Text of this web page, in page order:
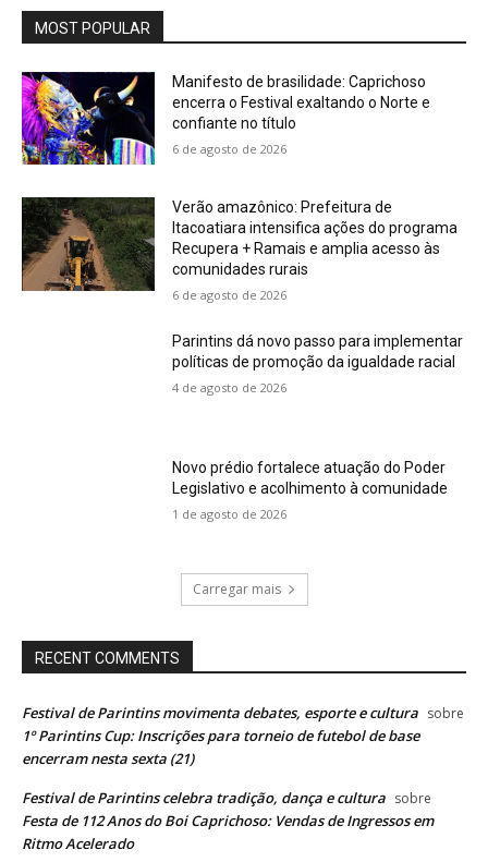
MOST POPULAR
Manifesto de brasilidade: Caprichoso
encerra o Festival exaltando o Norte e
confiante no título
6 de agosto de 2026
Verão amazônico: Prefeitura de
Itacoatiara intensifica ações do programa
Recupera + Ramais e amplia acesso às
comunidades rurais
6 de agosto de 2026
Parintins dá novo passo para implementar
políticas de promoção da igualdade racial
4 de agosto de 2026
Novo prédio fortalece atuação do Poder
Legislativo e acolhimento à comunidade
1 de agosto de 2026
Carregar mais
RECENT COMMENTS
Festival de Parintins movimenta debates, esporte e cultura sobre
1º Parintins Cup: Inscrições para torneio de futebol de base
encerram nesta sexta (21)
Festival de Parintins celebra tradição, dança e cultura sobre
Festa de 112 Anos do Boi Caprichoso: Vendas de Ingressos em
Ritmo Acelerado